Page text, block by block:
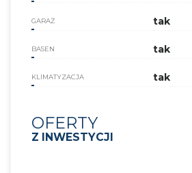
GARAŻ tak
BASEN tak
KLIMATYZACJA tak
OFERTY
Z INWESTYCJI